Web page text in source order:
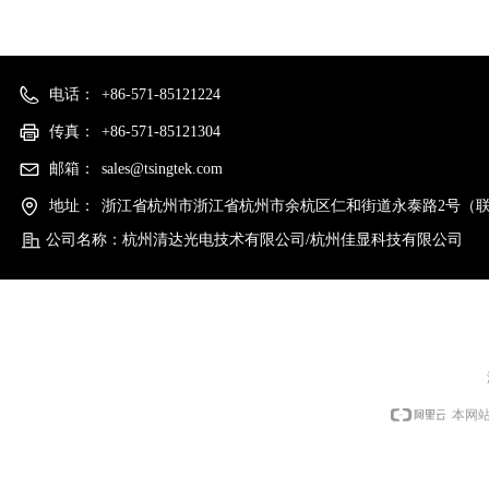
电话： +86-571-85121224
传真： +86-571-85121304
邮箱： sales@tsingtek.com
地址： 浙江省杭州市浙江省杭州市余杭区仁和街道永泰路2号（
公司名称： 杭州清达光电技术有限公司/杭州佳显科技有限公司
本网